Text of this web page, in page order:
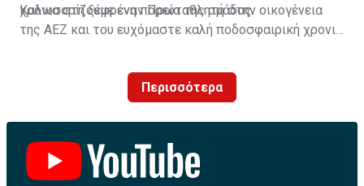
χρόνια στη ξέφρενη πορεία της ομάδας.
Καλωσορίζουμε έναν Πρωταθλητή στην οικογένεια
της ΑΕΖ και του ευχόμαστε καλή ποδοσφαιρική χρονιά
Περισσότερα